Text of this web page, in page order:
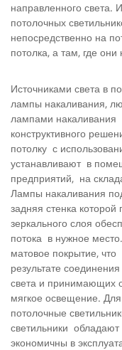
направленного света.
потолочных
непосредственно на
потолка, а там, где
Источниками света в
лампы накаливания,
лампами накаливания
конструктивного
потолку с
устанавливают в
предприятий, на
Лампы накаливания
задняя стенка
зеркального слоя
потока в нужное
матовое покрытие,
результате
света и принимающих
мягкое освещение.
потолочные
светильники обладают
экономичны в